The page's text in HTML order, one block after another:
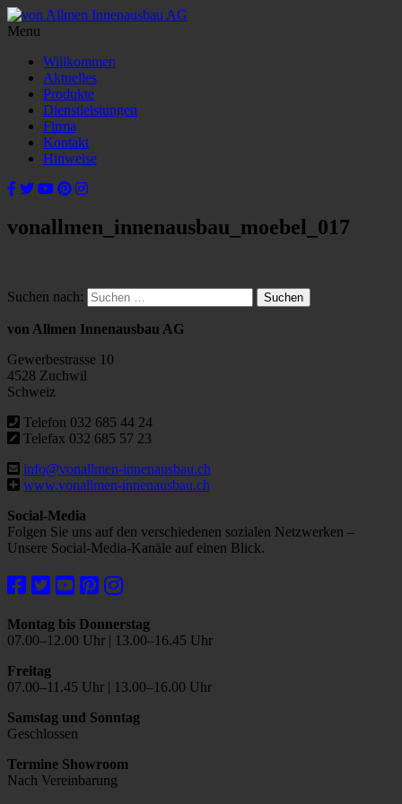
Menu
Willkommen
Aktuelles
Produkte
Dienstleistungen
Firma
Kontakt
Hinweise
vonallmen_innenausbau_moebel_017
Suchen nach:
von Allmen Innenausbau AG
Gewerbestrasse 10
4528 Zuchwil
Schweiz
Telefon 032 685 44 24
Telefax 032 685 57 23
info@vonallmen-innenausbau.ch
www.vonallmen-innenausbau.ch
Social-Media
Folgen Sie uns auf den verschiedenen sozialen Netzwerken –
Unsere Social-Media-Kanäle auf einen Blick.
Montag bis Donnerstag
07.00–12.00 Uhr | 13.00–16.45 Uhr
Freitag
07.00–11.45 Uhr | 13.00–16.00 Uhr
Samstag und Sonntag
Geschlossen
Termine Showroom
Nach Vereinbarung